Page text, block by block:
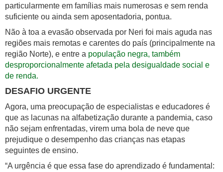
particularmente em famílias mais numerosas e sem renda
suficiente ou ainda sem aposentadoria, pontua.
Não à toa a evasão observada por Neri foi mais aguda nas
regiões mais remotas e carentes do país (principalmente na
região Norte), e entre a população negra, também
desproporcionalmente afetada pela desigualdade social e
de renda.
DESAFIO URGENTE
Agora, uma preocupação de especialistas e educadores é
que as lacunas na alfabetização durante a pandemia, caso
não sejam enfrentadas, virem uma bola de neve que
prejudique o desempenho das crianças nas etapas
seguintes de ensino.
“A urgência é que essa fase do aprendizado é fundamental: